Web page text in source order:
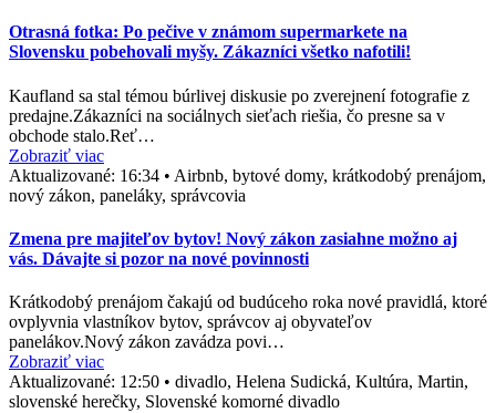
Otrasná fotka: Po pečive v známom supermarkete na
Slovensku pobehovali myšy. Zákazníci všetko nafotili!
Kaufland sa stal témou búrlivej diskusie po zverejnení fotografie z
predajne.Zákazníci na sociálnych sieťach riešia, čo presne sa v
obchode stalo.Reť…
Zobraziť viac
Aktualizované: 16:34 • Airbnb, bytové domy, krátkodobý prenájom,
nový zákon, paneláky, správcovia
Zmena pre majiteľov bytov! Nový zákon zasiahne možno aj
vás. Dávajte si pozor na nové povinnosti
Krátkodobý prenájom čakajú od budúceho roka nové pravidlá, ktoré
ovplyvnia vlastníkov bytov, správcov aj obyvateľov
panelákov.Nový zákon zavádza povi…
Zobraziť viac
Aktualizované: 12:50 • divadlo, Helena Sudická, Kultúra, Martin,
slovenské herečky, Slovenské komorné divadlo